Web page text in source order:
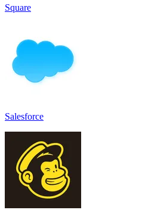
Square
Salesforce